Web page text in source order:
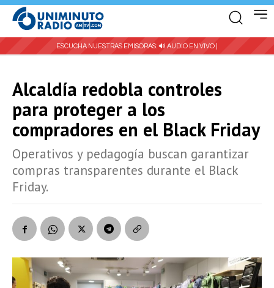
ESCUCHA NUESTRAS EMISORAS: 🔊 AUDIO EN VIVO |
Alcaldía redobla controles
para proteger a los
compradores en el Black Friday
Operativos y pedagogía buscan garantizar
compras transparentes durante el Black
Friday.